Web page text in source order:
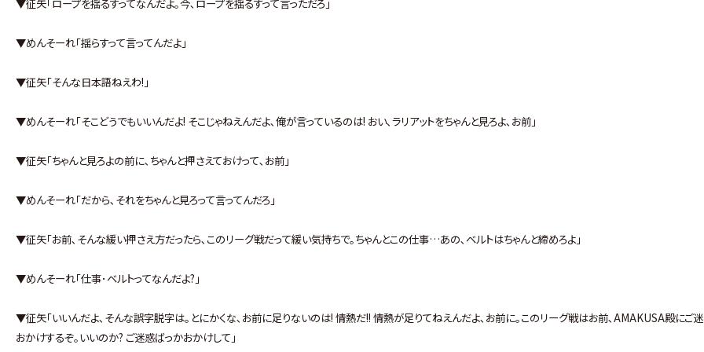
▼めんそーれ｢揺らすって言ってんだよ｣
▼征矢｢そんな日本語ねえわ!｣
▼めんそーれ｢そこどうでもいいんだよ! そこじゃねえんだよ､俺が言っているのは! おい､ラリアットをちゃんと見ろよ､お前｣
▼征矢｢ちゃんと見ろよの前に､ちゃんと押さえておけって､お前｣
▼めんそーれ｢だから､それをちゃんと見ろって言ってんだろ｣
▼征矢｢お前､そんな緩い押さえ方だったら､このリーグ戦だって緩い気持ちで｡ちゃんとこの仕事…あの､ベルトはちゃんと締めろよ｣
▼めんそーれ｢仕事･ベルトってなんだよ?｣
▼征矢｢いいんだよ､そんな誤字脱字は｡とにかくな､お前に足りないのは! 情熱だ!! 情熱が足りてねえんだよ､お前に｡このリーグ戦はお前､AMAKUSA殿にご
おかけするぞ｡いいのか? ご迷惑ばっかおかけして｣